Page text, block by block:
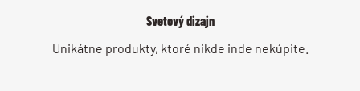
Svetový dizajn
Unikátne produkty, ktoré nikde inde nekúpite.